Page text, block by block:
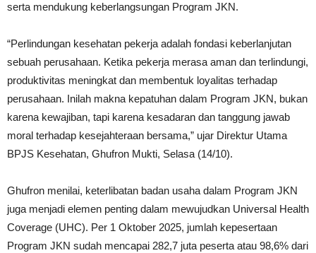
serta mendukung keberlangsungan Program JKN.
“Perlindungan kesehatan pekerja adalah fondasi keberlanjutan
sebuah perusahaan. Ketika pekerja merasa aman dan terlindungi,
produktivitas meningkat dan membentuk loyalitas terhadap
perusahaan. Inilah makna kepatuhan dalam Program JKN, bukan
karena kewajiban, tapi karena kesadaran dan tanggung jawab
moral terhadap kesejahteraan bersama,” ujar Direktur Utama
BPJS Kesehatan, Ghufron Mukti, Selasa (14/10).
Ghufron menilai, keterlibatan badan usaha dalam Program JKN
juga menjadi elemen penting dalam mewujudkan Universal Health
Coverage (UHC). Per 1 Oktober 2025, jumlah kepesertaan
Program JKN sudah mencapai 282,7 juta peserta atau 98,6% dari